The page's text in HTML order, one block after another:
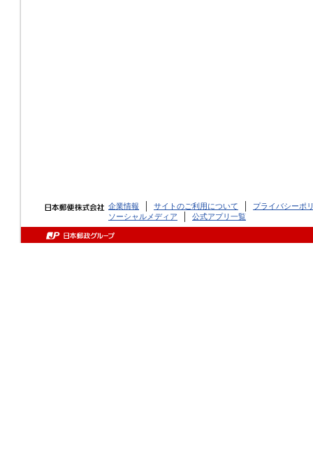
企業情報 サイトのご利用について
プライバシーポ
ソーシャルメディア
公式アプリ一覧